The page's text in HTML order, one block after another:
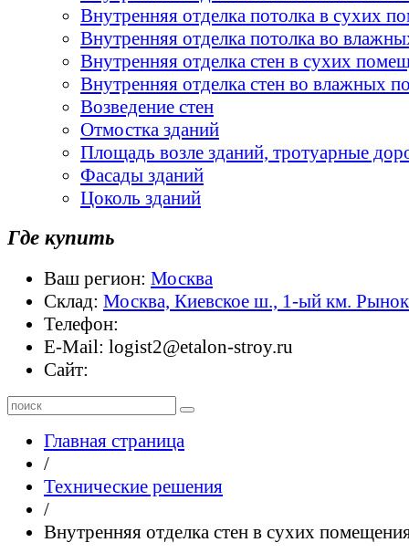
Внутренняя отделка потолка в сухих
Внутренняя отделка потолка во
Внутренняя отделка стен в сухих
Внутренняя отделка стен во влажных
Возведение стен
Отмостка зданий
Площадь возле зданий, тротуарные
Фасады зданий
Цоколь зданий
Где купить
Ваш регион: Москва
Склад: Москва, Киевское ш., 1-ый км.
Телефон:
E-Mail: logist2@etalon-stroy.ru
Сайт:
Главная страница
/
Технические решения
/
Внутренняя отделка стен в сухих